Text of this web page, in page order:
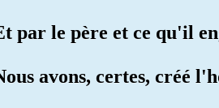
par le père et ce qu'il
avons, certes, créé